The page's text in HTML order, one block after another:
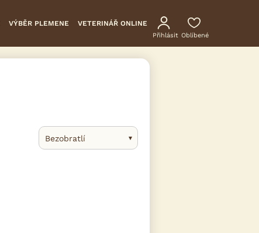
VÝBĚR PLEMENE VETERINÁŘ ONLINE
Přihlásit Oblíbené
Bezobratlí